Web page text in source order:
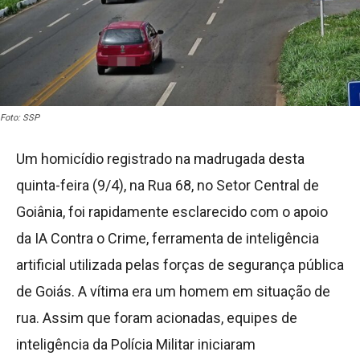
Foto: SSP
Um homicídio registrado na madrugada desta
quinta-feira (9/4), na Rua 68, no Setor Central de
Goiânia, foi rapidamente esclarecido com o apoio
da IA Contra o Crime, ferramenta de inteligência
artificial utilizada pelas forças de segurança pública
de Goiás. A vítima era um homem em situação de
rua. Assim que foram acionadas, equipes de
inteligência da Polícia Militar iniciaram